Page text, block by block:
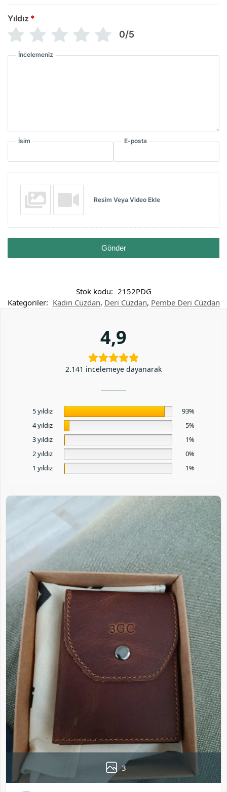
Yıldız *
0/5
İncelemeniz
İsim E-posta
Resim Veya Video Ekle
Gönder
Stok kodu: 2152PDG
Kategoriler: Kadın Cüzdan, Deri Cüzdan, Pembe Deri Cüzdan
4,9
2.141 incelemeye dayanarak
5 yıldız
93%
4 yıldız
5%
3 yıldız
1%
2 yıldız
0%
1 yıldız
1%
3